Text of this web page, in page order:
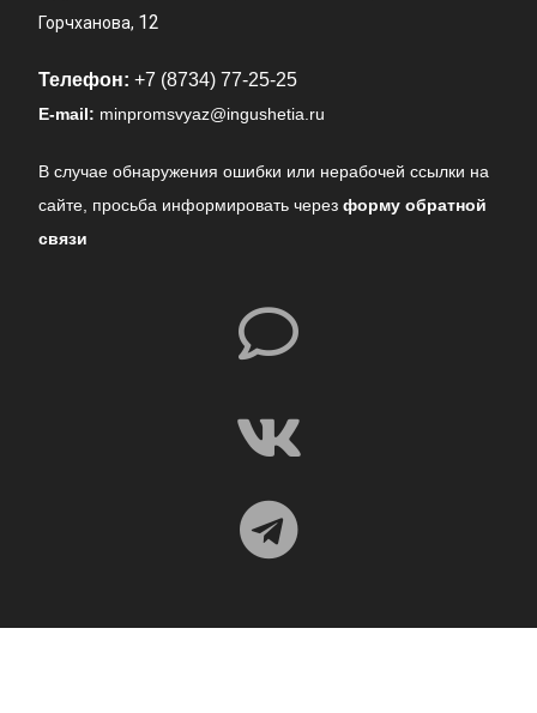
Горчханова, 12
Телефон: +7 (8734) 77-25-25
E-mail: minpromsvyaz@ingushetia.ru
В случае обнаружения ошибки или нерабочей ссылки на
сайте, просьба информировать черезформу обратной
связи